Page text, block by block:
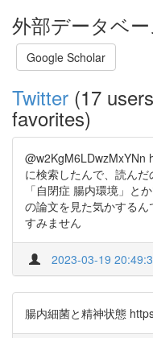
外部データベ
Google Scholar
Twitter (17
favorites)
@w2KgM6LDwzMxYNn
に検索したんで、読んだ
「自閉症 腸内環境」と
の論文を見た気かする
すみません
2023-03-19
腸内細菌と精神状態